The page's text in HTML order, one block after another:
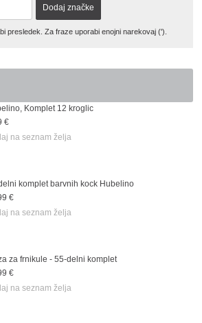
Dodaj značke
presledek. Za fraze uporabi enojni narekovaj (').
Komplet 12 kroglic
€
na seznam želja
komplet barvnih kock Hubelino
€
na seznam želja
za frnikule - 55-delni komplet
€
na seznam želja